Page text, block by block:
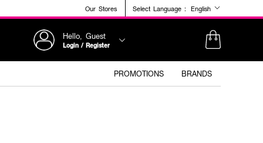
Our Stores Select Language : English
Hello, Guest
Login / Register
PROMOTIONS BRANDS